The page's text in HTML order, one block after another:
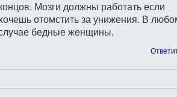
Мозги должны работать если
отомстить за унижения. В
бедные женщины.